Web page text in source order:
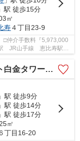
」駅 徒歩15分
㎡
寿４丁目23-9
□仲介手数料『5,973,000
駅 JR山手線 恵比寿駅
料＋80万円現金プレゼント中
」駅 徒歩9分
駅 徒歩14分
駅 徒歩17分
㎡
丁目16-20